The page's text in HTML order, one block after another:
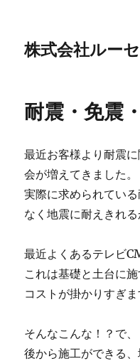
株式会社ルー
耐震・免震
最近お客様より耐震
会が増えてきました。
実際に求められてい
なく地震に耐えきれる
最近よくあるテレビ
これは基礎と土台に
コストが掛かりすぎま
そんなこんな！？で、
後から施工ができる